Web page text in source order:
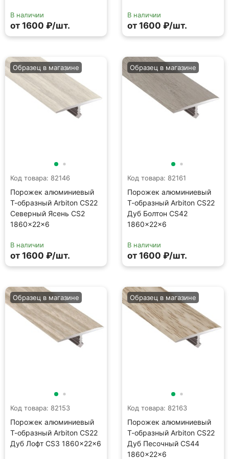
В наличии
от 1600 ₽/шт.
В наличии
от 1600 ₽/шт.
Код товара: 82146
Порожек алюминиевый
Т-образный Arbiton CS22
Северный Ясень CS2
1860×22×6
Образец в магазине
В наличии
от 1600 ₽/шт.
Код товара: 82161
Порожек алюминиевый
Т-образный Arbiton CS22
Дуб Болтон CS42
1860×22×6
Образец в магазине
В наличии
от 1600 ₽/шт.
Код товара: 82153
Порожек алюминиевый
Т-образный Arbiton CS22
Дуб Лофт CS3 1860×22×6
Образец в магазине
Код товара: 82163
Порожек алюминиевый
Т-образный Arbiton CS22
Дуб Песочный CS44
1860×22×6
Образец в магазине